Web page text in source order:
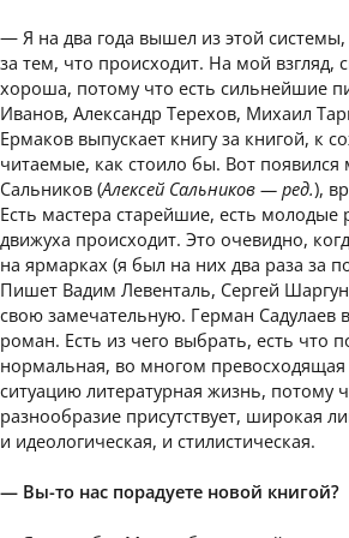
— Я на два года вышел из этой системы,
за тем, что происходит. На мой взгляд,
хороша, потому что есть сильнейшие
Иванов, Александр Терехов, Михаил
Ермаков выпускает книгу за книгой, к
читаемые, как стоило бы. Вот появился
Сальников (Алексей Сальников — ред.),
Есть мастера старейшие, есть молодые
движуха происходит. Это очевидно,
на ярмарках (я был на них два раза за
Пишет Вадим Левенталь, Сергей
свою замечательную. Герман Садулаев
роман. Есть из чего выбрать, есть что
нормальная, во многом
ситуацию литературная жизнь, потому
разнообразие присутствует, широкая
и идеологическая, и стилистическая.
— Вы-то нас порадуете новой книгой?